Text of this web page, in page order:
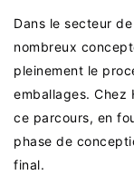
Dans le secteur
nombreux
pleinement le
emballages.
ce parcours, en
phase de
final.